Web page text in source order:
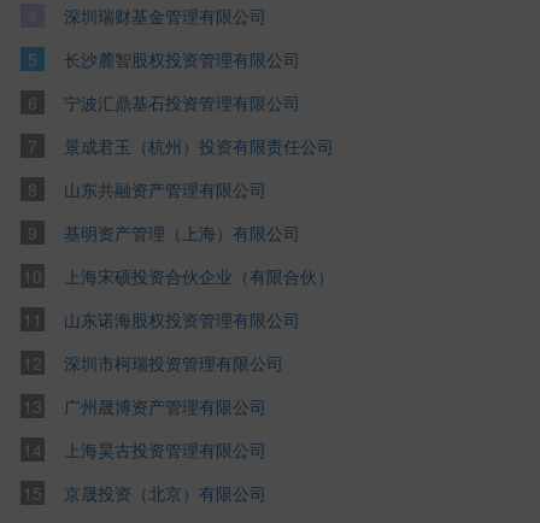
深圳瑞财基金管理有限公司
长沙麓智股权投资管理有限公司
宁波汇鼎基石投资管理有限公司
景成君玉（杭州）投资有限责任公司
山东共融资产管理有限公司
基明资产管理（上海）有限公司
上海宋硕投资合伙企业（有限合伙）
山东诺海股权投资管理有限公司
深圳市柯瑞投资管理有限公司
广州晟博资产管理有限公司
上海昊古投资管理有限公司
京晟投资（北京）有限公司